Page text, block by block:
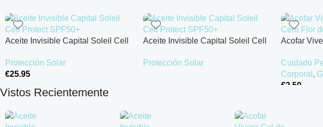
Aceite Invisible Capital Soleil Cell
Protección Solar
€25.95
Añadir Al Carrito
Aceite Invisible Capital Soleil Cell
Protección Solar
Acofar
Cuidado
Corporal ,
€2.50
Vistos Recientemente